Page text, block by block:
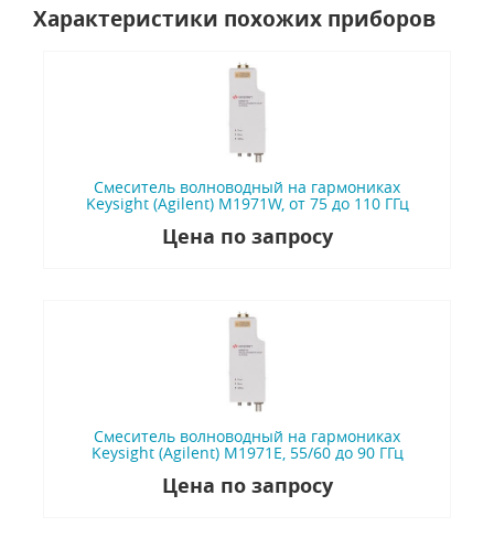
Характеристики похожих приборов
Смеситель волноводный на гармониках
Keysight (Agilent) M1971W, от 75 до 110 ГГц
Цена по запросу
Смеситель волноводный на гармониках
Keysight (Agilent) M1971E, 55/60 до 90 ГГц
Цена по запросу